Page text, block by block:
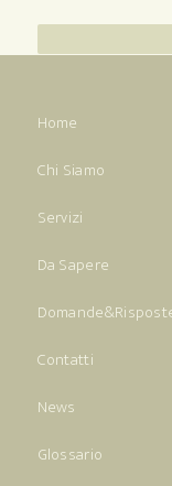
Home
Chi Siamo
Servizi
Da Sapere
Contatti
News
Glossario